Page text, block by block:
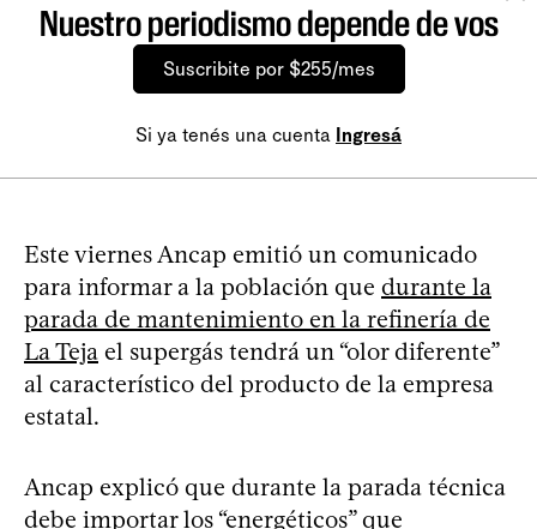
Nuestro periodismo depende de vos
Suscribite por $255/mes
Si ya tenés una cuenta Ingresá
Este viernes Ancap emitió un comunicado
para informar a la población que durante la
parada de mantenimiento en la refinería de
La Teja el supergás tendrá un “olor diferente”
al característico del producto de la empresa
estatal.
Ancap explicó que durante la parada técnica
debe importar los “energéticos” que